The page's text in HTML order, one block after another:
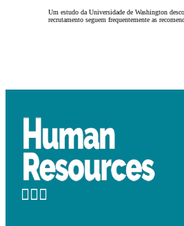
Um estudo da Universidade de Washington
recrutamento seguem frequentemente as